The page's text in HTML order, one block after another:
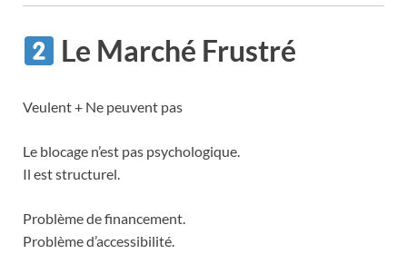
Le Marché Frustré
Veulent + Ne peuvent pas
Le blocage n’est pas psychologique.
Il est structurel.
Problème de financement.
Problème d’accessibilité.